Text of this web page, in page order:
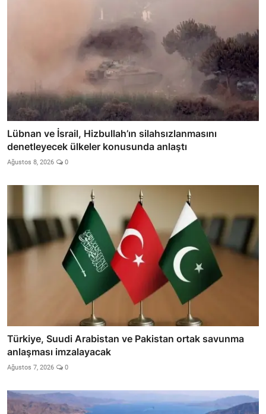
Lübnan ve İsrail, Hizbullah’ın silahsızlanmasını
denetleyecek ülkeler konusunda anlaştı
Ağustos 8, 2026 0
Türkiye, Suudi Arabistan ve Pakistan ortak savunma
anlaşması imzalayacak
Ağustos 7, 2026 0